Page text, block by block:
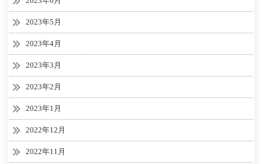
2023年5月
2023年4月
2023年3月
2023年2月
2023年1月
2022年12月
2022年11月